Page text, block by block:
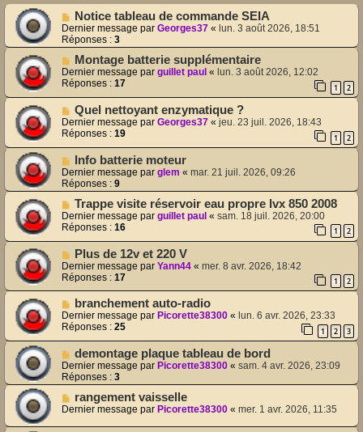
Notice tableau de commande SEIA
Dernier message par Georges37 « lun. 3 août 2026, 18:51
Réponses : 3
Montage batterie supplémentaire
Dernier message par guillet paul « lun. 3 août 2026, 12:02
Réponses : 17 1 2
Quel nettoyant enzymatique ?
Dernier message par Georges37 « jeu. 23 juil. 2026, 18:43
Réponses : 19 1 2
Info batterie moteur
Dernier message par glem « mar. 21 juil. 2026, 09:26
Réponses : 9
Trappe visite réservoir eau propre lvx 850 2008
Dernier message par guillet paul « sam. 18 juil. 2026, 20:00
Réponses : 16 1 2
Plus de 12v et 220 V
Dernier message par Yann44 « mer. 8 avr. 2026, 18:42
Réponses : 17 1 2
branchement auto-radio
Dernier message par Picorette38300 « lun. 6 avr. 2026, 23:33
Réponses : 25 1 2 3
demontage plaque tableau de bord
Dernier message par Picorette38300 « sam. 4 avr. 2026, 23:09
Réponses : 3
rangement vaisselle
Dernier message par Picorette38300 « mer. 1 avr. 2026, 11:35